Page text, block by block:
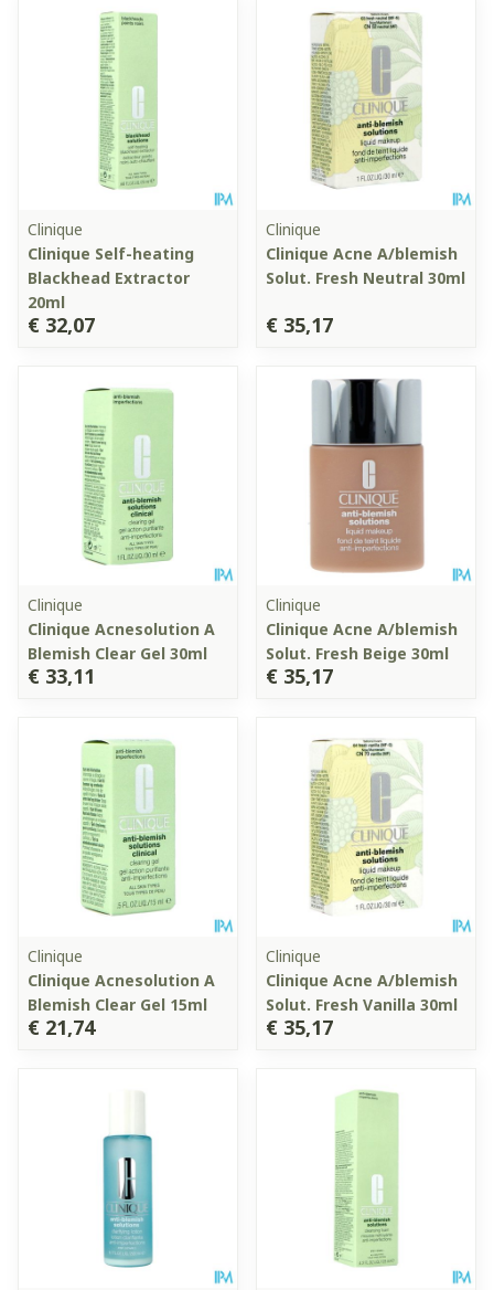
Clinique
Clinique Self-heating
Blackhead Extractor
20ml
€ 32,07
Clinique
Clinique Acne A/blemish
Solut. Fresh Neutral 30ml
€ 35,17
Clinique
Clinique Acnesolution A
Blemish Clear Gel 30ml
€ 33,11
Clinique
Clinique Acne A/blemish
Solut. Fresh Beige 30ml
€ 35,17
Clinique
Clinique Acnesolution A
Blemish Clear Gel 15ml
€ 21,74
Clinique
Clinique Acne A/blemish
Solut. Fresh Vanilla 30ml
€ 35,17